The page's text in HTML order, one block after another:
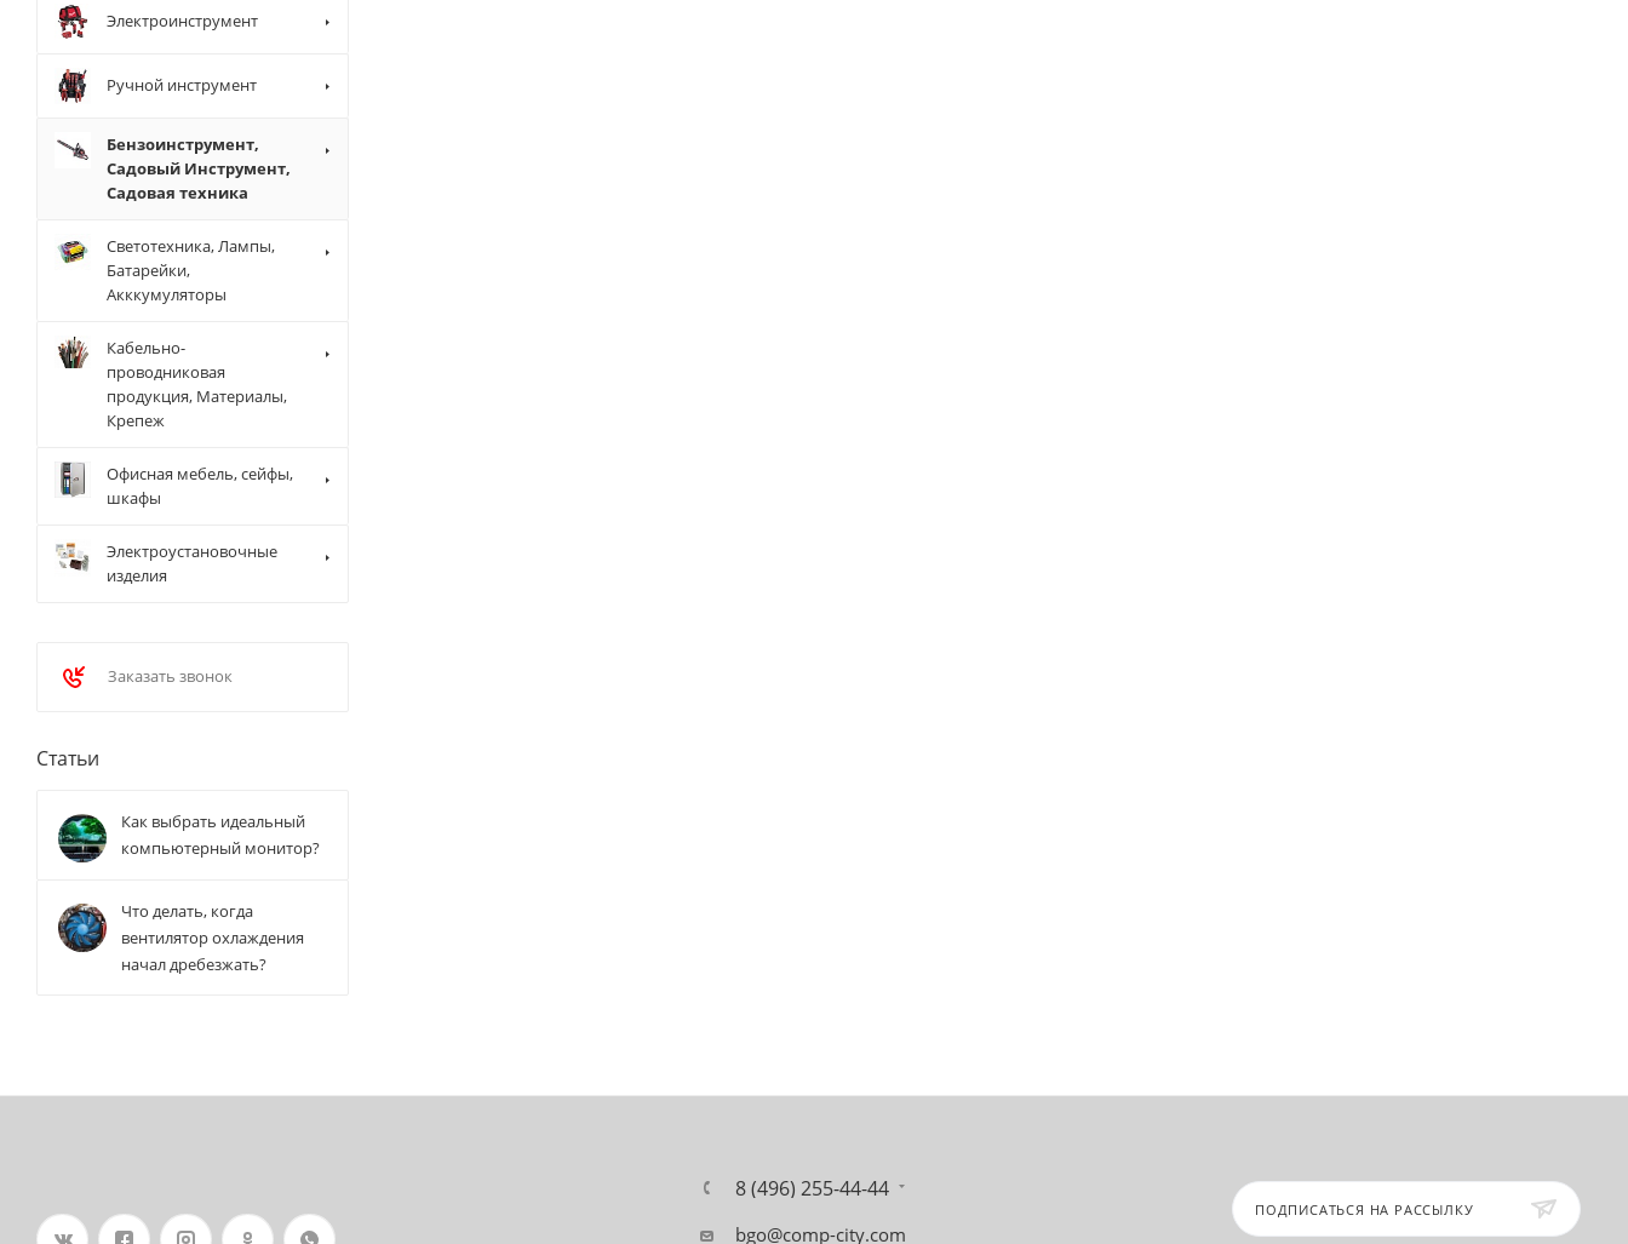
Электроинструмент
Ручной инструмент
Бензоинструмент,
Садовый Инструмент,
Садовая техника
Светотехника, Лампы,
Батарейки,
Акккумуляторы
Кабельно-
проводниковая
продукция, Материалы,
Крепеж
Офисная мебель, сейфы,
шкафы
Электроустановочные
изделия
Заказать звонок
Статьи
Как выбрать идеальный
компьютерный монитор?
Что делать, когда
вентилятор охлаждения
начал дребезжать?
8 (496) 255-44-44
bgo@comp-city.com
ПОДПИСАТЬСЯ НА РАССЫЛКУ